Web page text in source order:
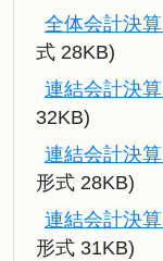
全体会計決
式 28KB)
連結会計決
32KB)
連結会計決
形式 28KB)
連結会計決
形式 31KB)